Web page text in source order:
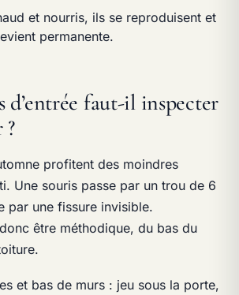
et nourris, ils se reproduisent et
permanente.
d’entrée faut-il inspecter
?
profitent des moindres
Une souris passe par un trou de 6
par une fissure invisible.
être méthodique, du bas du
et bas de murs : jeu sous la porte,